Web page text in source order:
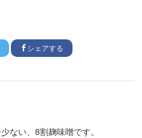
シェアする
ない、8割麹味噌です。